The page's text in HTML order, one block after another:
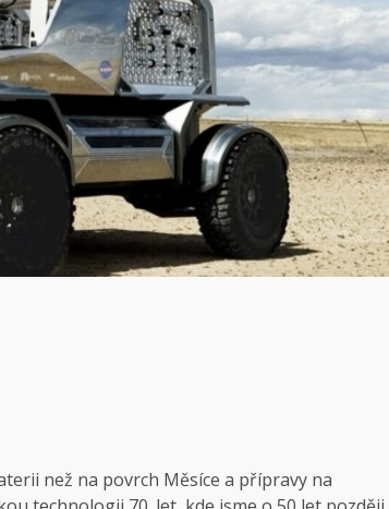
než na povrch Měsíce a přípravy na